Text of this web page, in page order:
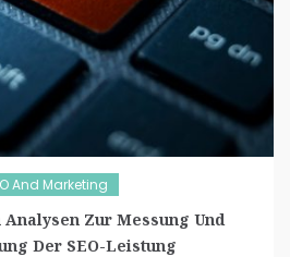
And Marketing
Analysen Zur Messung Und
Der SEO-Leistung